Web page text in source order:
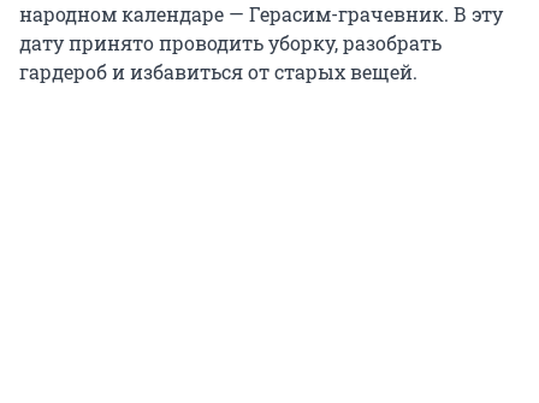
народном календаре — Герасим-грачевник. В эту
дату принято проводить уборку, разобрать
гардероб и избавиться от старых вещей.